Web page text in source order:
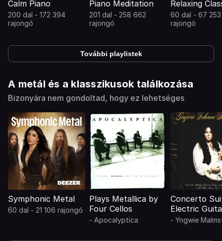
Calm Piano
200 dal - 172 394
rajongó
Piano Meditation
201 dal - 258 662
rajongó
Relaxing
60 dal - 67 253
rajongó
További playlistek
A metál és a klasszikusok találkozása
Bizonyára nem gondoltad, hogy ez lehetséges
Symphonic Metal
60 dal - 21 106 rajongó
Plays Metallica by
Four Cellos
- Apocalyptica
Concerto
Electric
Orchestra in
- Yngwie